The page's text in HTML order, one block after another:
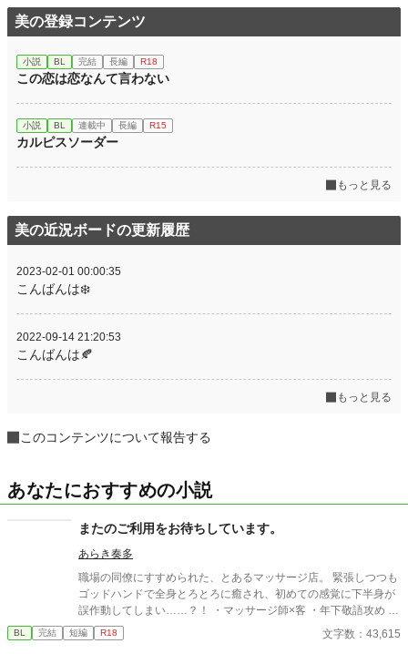
美の登録コンテンツ
小説 BL 完結 長編 R18
この恋は恋なんて言わない
小説 BL 連載中 長編 R15
カルピスソーダー
もっと見る
美の近況ボードの更新履歴
2023-02-01 00:00:35
こんばんは❄️
2022-09-14 21:20:53
こんばんは🍂
もっと見る
このコンテンツについて報告する
あなたにおすすめの小説
またのご利用をお待ちしています。
あらき奏多
職場の同僚にすすめられた、とあるマッサージ店。 緊張しつつも
ゴッドハンドで全身とろとろに癒され、初めての感覚に下半身が
誤作動してしまい……？！ ・マッサージ師×客 ・年下敬語攻め ・
男前土木作業員受け ・ノリ軽め ※年齢順イメージ 九重≒達也＞
坂田(店長)≫四ノ宮 【登場人物】 ▼坂田 祐介(さかた ゆうすけ)
BL 完結 短編 R18 文字数：43,615